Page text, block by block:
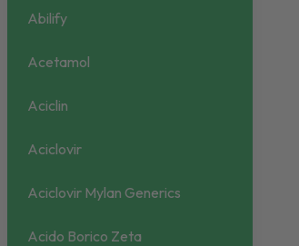
Abilify
Acetamol
Aciclin
Aciclovir
Aciclovir Mylan Generics
Acido Borico Zeta